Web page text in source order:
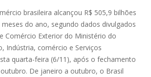
brasileira alcançou R$ 505,9 bilhões
do ano, segundo dados divulgados
Comércio Exterior do Ministério do
Indústria, comércio e Serviços
quarta-feira (6/11), após o fechamento
De janeiro a outubro, o Brasil